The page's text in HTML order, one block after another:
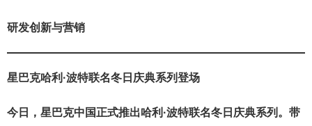
研发创新与营销
星巴克哈利·波特联名冬日庆典系列登场
今日，星巴克中国正式推出哈利·波特联名冬日庆典系列。带